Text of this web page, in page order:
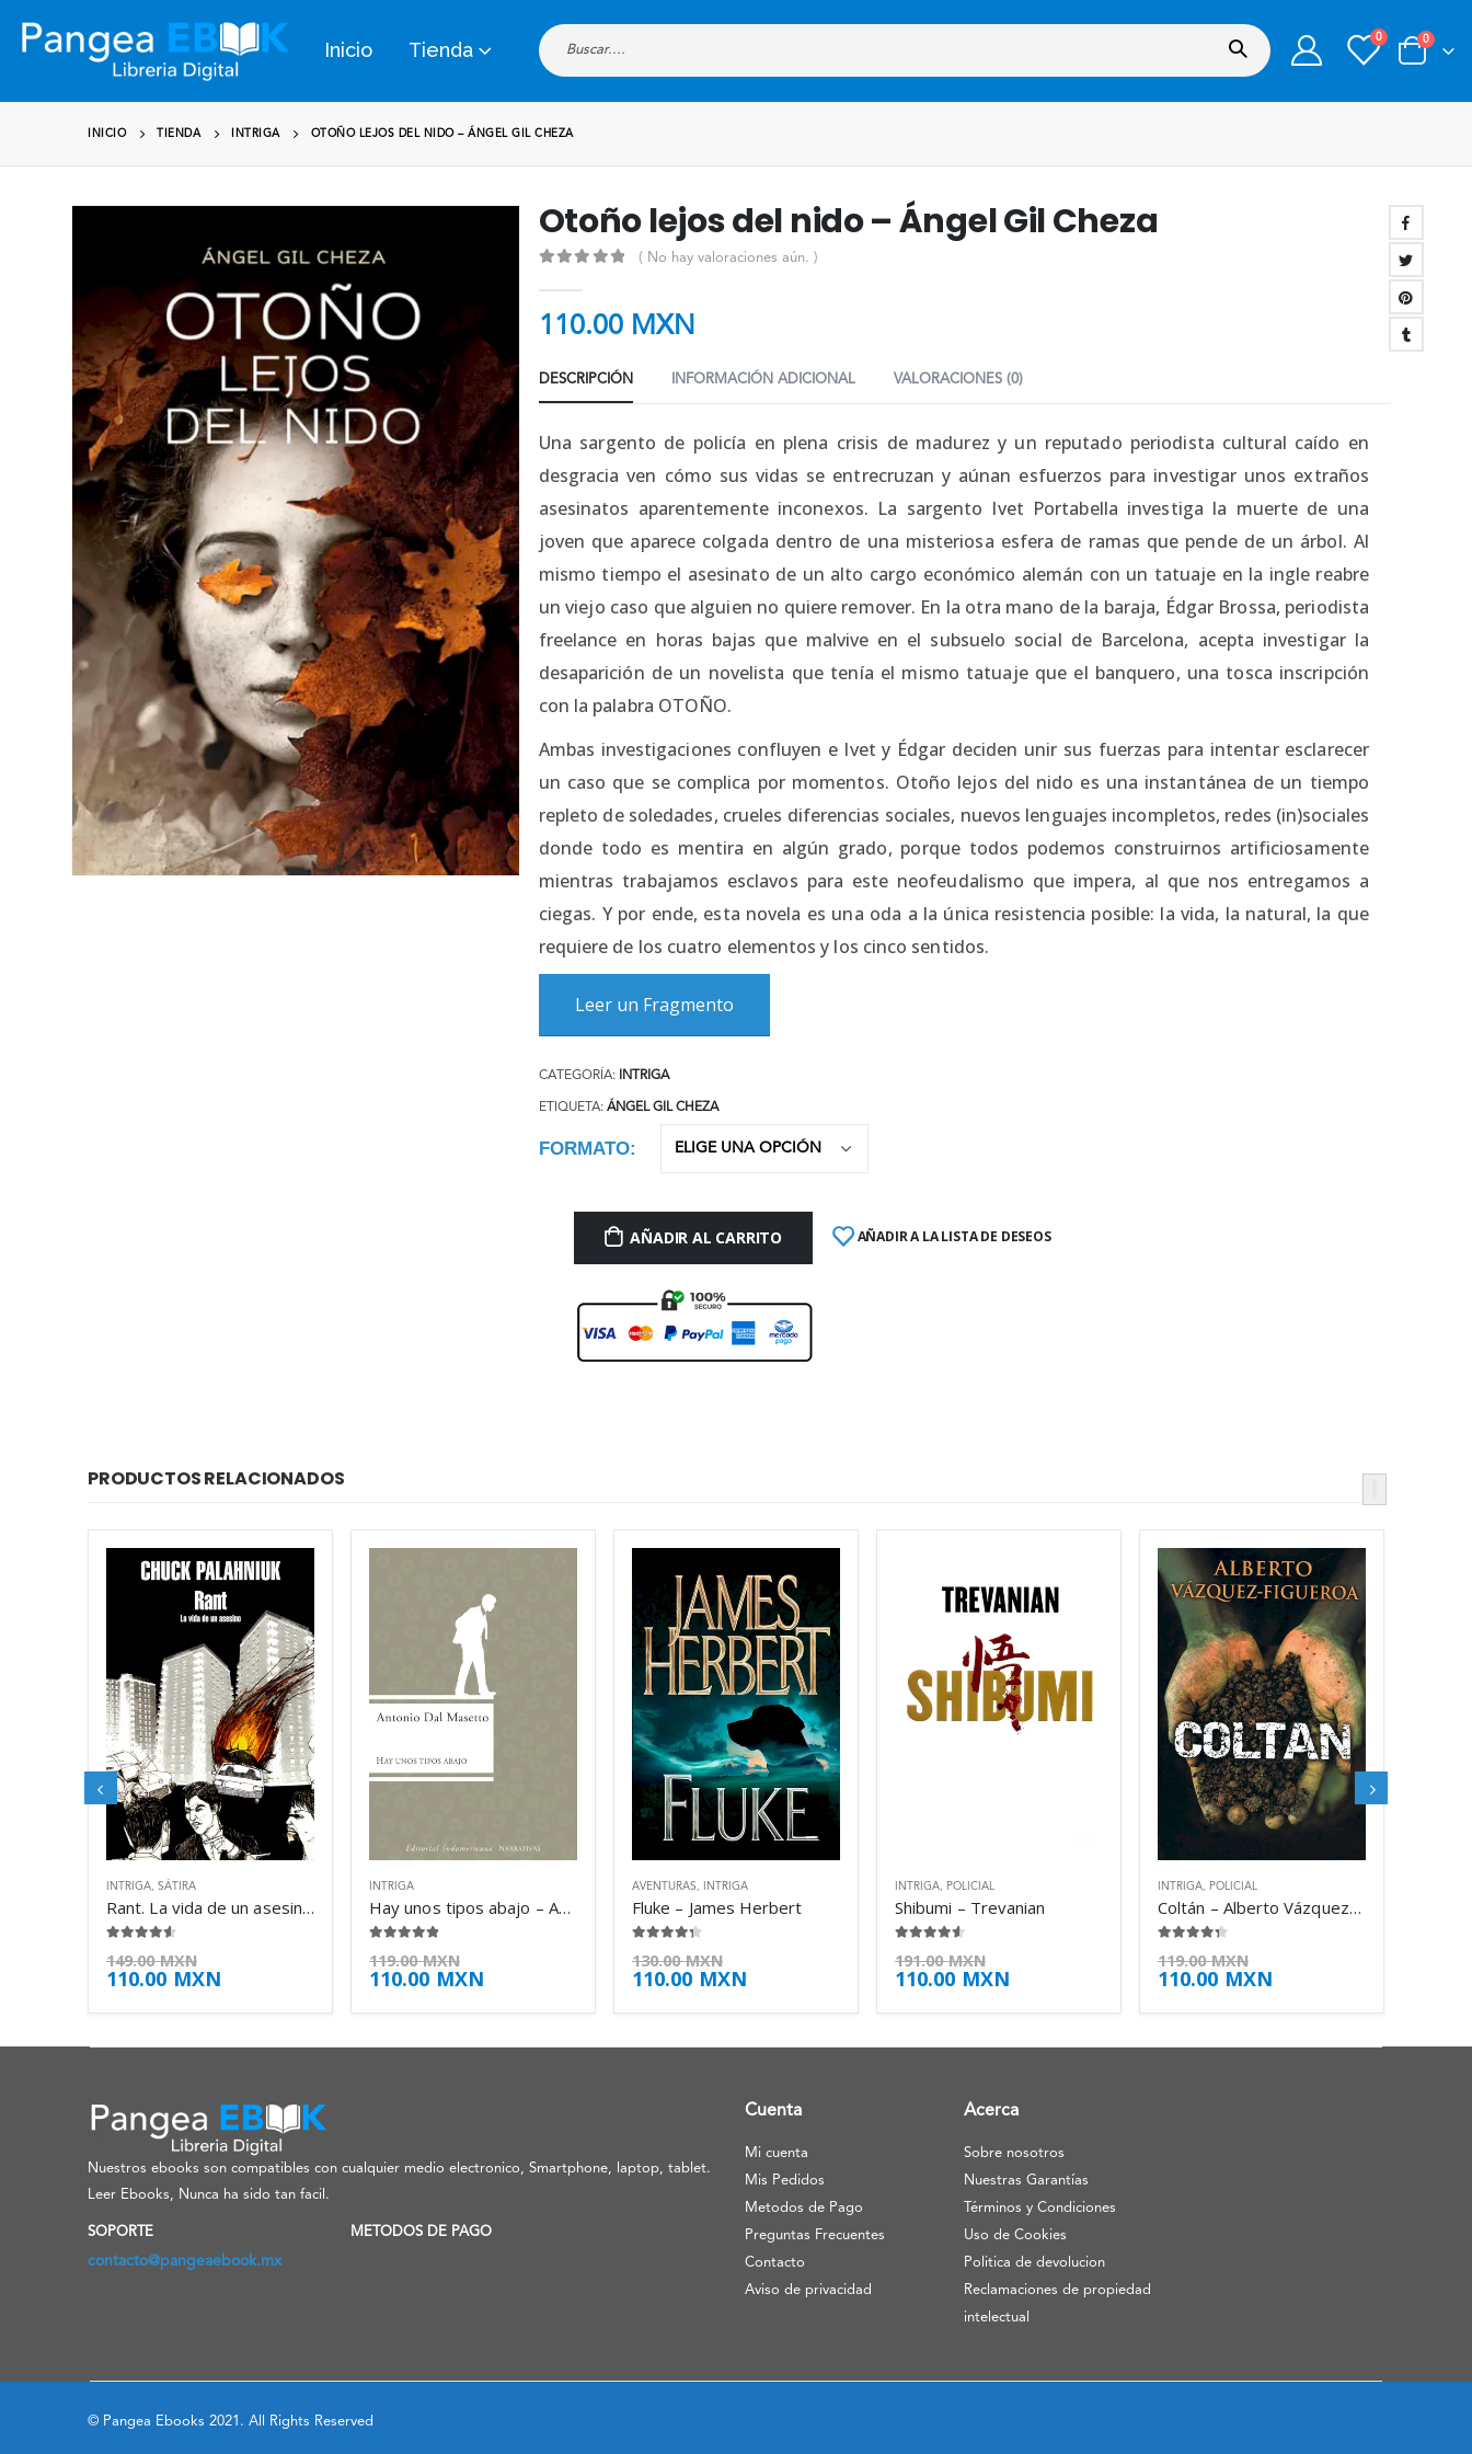
Inicio Tienda
0 0
INICIO TIENDA INTRIGA OTOÑO LEJOS DEL NIDO – ÁNGEL GIL CHEZA
Otoño lejos del nido – Ángel Gil Cheza
( No hay valoraciones aún. )
110.00 MXN
DESCRIPCIÓN INFORMACIÓN ADICIONAL VALORACIONES (0)
Una sargento de policía en plena crisis de madurez y un reputado periodista cultural caído en
desgracia ven cómo sus vidas se entrecruzan y aúnan esfuerzos para investigar unos extraños
asesinatos aparentemente inconexos. La sargento Ivet Portabella investiga la muerte de una
joven que aparece colgada dentro de una misteriosa esfera de ramas que pende de un árbol. Al
mismo tiempo el asesinato de un alto cargo económico alemán con un tatuaje en la ingle reabre
un viejo caso que alguien no quiere remover. En la otra mano de la baraja, Édgar Brossa, periodista
freelance en horas bajas que malvive en el subsuelo social de Barcelona, acepta investigar la
desaparición de un novelista que tenía el mismo tatuaje que el banquero, una tosca inscripción
con la palabra OTOÑO.
Ambas investigaciones confluyen e Ivet y Édgar deciden unir sus fuerzas para intentar esclarecer
un caso que se complica por momentos. Otoño lejos del nido es una instantánea de un tiempo
repleto de soledades, crueles diferencias sociales, nuevos lenguajes incompletos, redes (in)sociales
donde todo es mentira en algún grado, porque todos podemos construirnos artificiosamente
mientras trabajamos esclavos para este neofeudalismo que impera, al que nos entregamos a
ciegas. Y por ende, esta novela es una oda a la única resistencia posible: la vida, la natural, la que
requiere de los cuatro elementos y los cinco sentidos.
Leer un Fragmento
CATEGORÍA: INTRIGA
ETIQUETA: ÁNGEL GIL CHEZA
FORMATO
AÑADIR AL CARRITO AÑADIR A LA LISTA DE DESEOS
PRODUCTOS RELACIONADOS
INTRIGA SÁTIRA
Rant. La vida de un asesino – Chuck Palahniuk
149.00MXN
110.00 MXN
INTRIGA
Hay unos tipos abajo – Antonio Dal Masetto
119.00MXN
110.00 MXN
AVENTURAS INTRIGA
Fluke – James Herbert
130.00MXN
110.00 MXN
INTRIGA POLICIAL
Shibumi – Trevanian
191.00MXN
110.00 MXN
INTRIGA POLICIAL
Coltán – Alberto Vázquez-Figueroa
119.00MXN
110.00 MXN
Nuestros ebooks son compatibles con cualquier medio electronico, Smartphone, laptop, tablet.
Leer Ebooks, Nunca ha sido tan facil.
SOPORTE
contacto@pangeaebook.mx
METODOS DE PAGO
Cuenta
Mi cuenta
Mis Pedidos
Metodos de Pago
Preguntas Frecuentes
Contacto
Aviso de privacidad
Acerca
Sobre nosotros
Nuestras Garantías
Términos y Condiciones
Uso de Cookies
Politica de devolucion
Reclamaciones de propiedad
intelectual
© Pangea Ebooks 2021. All Rights Reserved